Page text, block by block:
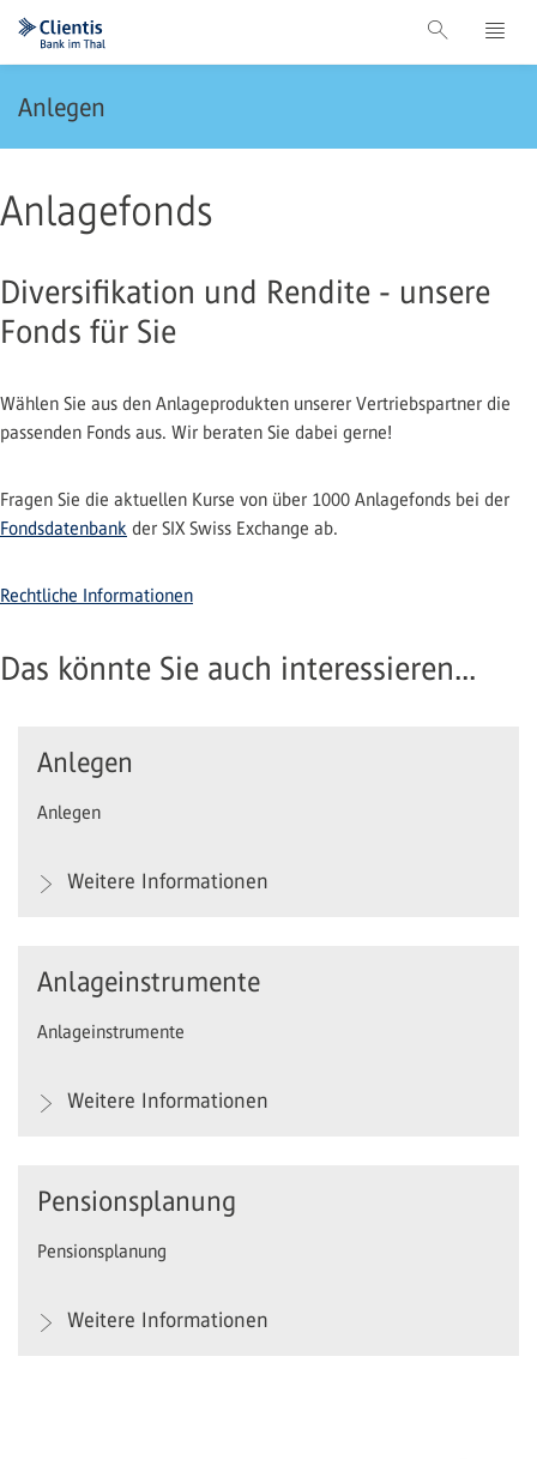
Anlegen
Anlagefonds
Diversifikation und Rendite - unsere
Fonds für Sie
Wählen Sie aus den Anlageprodukten unserer Vertriebspartner die
passenden Fonds aus. Wir beraten Sie dabei gerne!
Fragen Sie die aktuellen Kurse von über 1000 Anlagefonds bei der
Fondsdatenbank der SIX Swiss Exchange ab.
Rechtliche Informationen
Das könnte Sie auch interessieren...
Anlegen
Anlegen
Weitere Informationen
Anlageinstrumente
Anlageinstrumente
Weitere Informationen
Pensionsplanung
Pensionsplanung
Weitere Informationen